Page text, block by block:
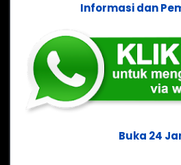
Informasi dan
Buka 24